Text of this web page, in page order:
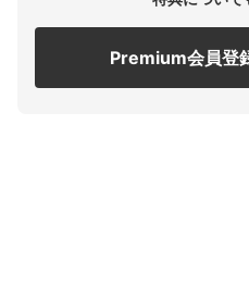
Premium会員登